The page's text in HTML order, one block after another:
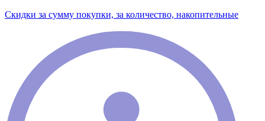
Скидки за сумму покупки, за количество, накопительные